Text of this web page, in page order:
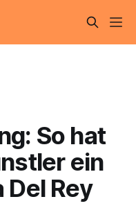
So hat
ein
Del Rey